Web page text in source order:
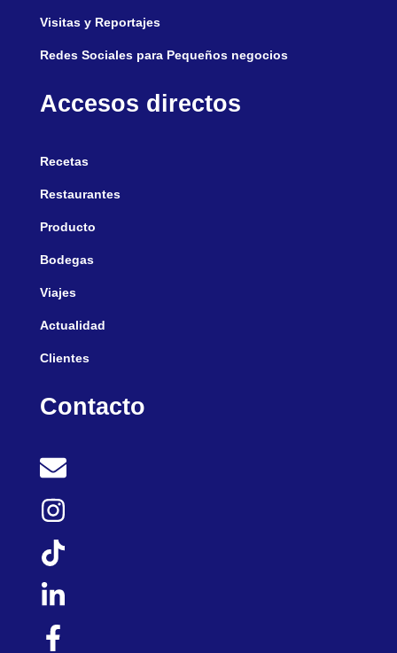
Visitas y Reportajes
Redes Sociales para Pequeños negocios
Accesos directos
Recetas
Restaurantes
Producto
Bodegas
Viajes
Actualidad
Clientes
Contacto